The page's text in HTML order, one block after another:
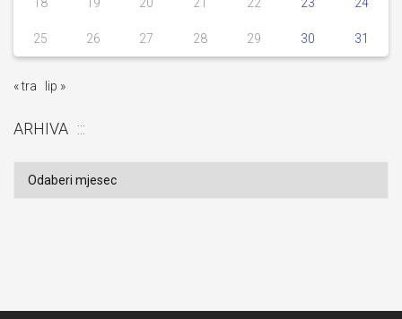
18 19 20 21 22 23 24
25 26 27 28 29 30 31
« tra lip »
ARHIVA
Arhiva